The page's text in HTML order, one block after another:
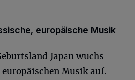
europäische Musik
Japan wuchs
Musik auf.